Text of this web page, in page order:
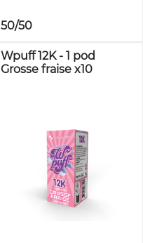
50/50
Wpuff 12K - 1 pod
Grosse fraise x10